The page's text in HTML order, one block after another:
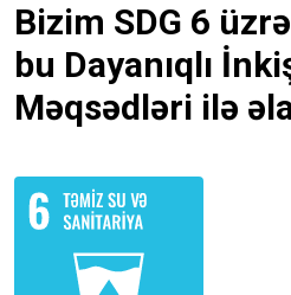
Bizim SDG 6
bu Dayanıqlı
Məqsədləri ilə